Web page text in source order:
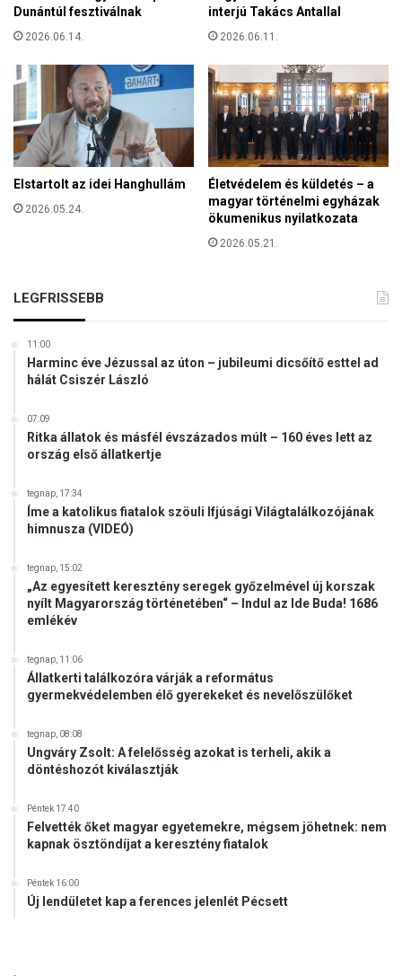
e
n
X
.
i
u
s
T
r
á
a
-
b
r
z
Dunántúl fesztiválnak
2026.06.14.
interjú Takács Antallal
2026.06.11.
Elstartolt az idei Hanghullám
2026.05.24.
Életvédelem és küldetés – a
magyar történelmi egyházak
ökumenikus nyilatkozata
2026.05.21.
LEGFRISSEBB
11:00
Harminc éve Jézussal az úton – jubileumi dicsőítő esttel ad
hálát Csiszér László
07:09
Ritka állatok és másfél évszázados múlt – 160 éves lett az
ország első állatkertje
tegnap, 17:34
Íme a katolikus fiatalok szöuli Ifjúsági Világtalálkozójának
himnusza (VIDEÓ)
tegnap, 15:02
„Az egyesített keresztény seregek győzelmével új korszak
nyílt Magyarország történetében“ – Indul az Ide Buda! 1686
emlékév
tegnap, 11:06
Állatkerti találkozóra várják a református
gyermekvédelemben élő gyerekeket és nevelőszülőket
tegnap, 08:08
Ungváry Zsolt: A felelősség azokat is terheli, akik a
döntéshozót kiválasztják
Péntek 17:40
Felvették őket magyar egyetemekre, mégsem jöhetnek: nem
kapnak ösztöndíjat a keresztény fiatalok
Péntek 16:00
Új lendületet kap a ferences jelenlét Pécsett